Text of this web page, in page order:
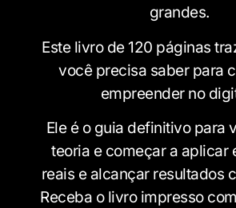
grandes.
Este livro de 120 páginas
você precisa saber para
empreender no
Ele é o guia definitivo para
teoria e começar a aplicar
reais e alcançar resultados
Receba o livro impresso